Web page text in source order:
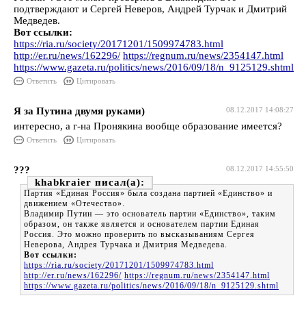
подтверждают и Сергей Неверов, Андрей Турчак и Дмитрий
Медведев.
Вот ссылки:
https://ria.ru/society/20171201/1509974783.html
http://er.ru/news/162296/ https://regnum.ru/news/2354147.html
https://www.gazeta.ru/politics/news/2016/09/18/n_9125129.shtml
Ответить Цитировать
08.12.2017 14:08:27
Я за Путина двумя руками)
интересно, а г-на Пронякина вообще образование имеется?
Ответить Цитировать
08.12.2017 14:55:50
???
khabkraier
Партия «Единая Россия» была создана партией «Единство» и
движением «Отечество».
Владимир Путин — это основатель партии «Единство», таким
образом, он также является и основателем партии Единая
Россия. Это можно проверить по высказываниям Сергея
Неверова, Андрея Турчака и Дмитрия Медведева.
Вот ссылки:
https://ria.ru/society/20171201/1509974783.html
http://er.ru/news/162296/ https://regnum.ru/news/2354147.html
https://www.gazeta.ru/politics/news/2016/09/18/n_9125129.shtml